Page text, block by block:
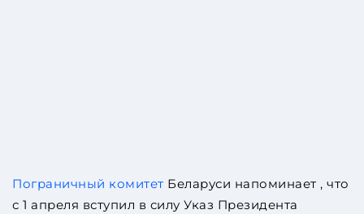
Пограничный комитет Беларуси напоминает , что
с 1 апреля вступил в силу Указ Президента